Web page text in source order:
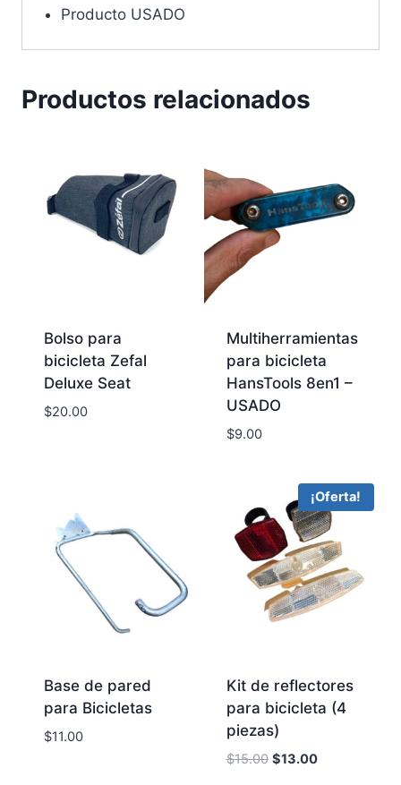
Producto USADO
Productos relacionados
Bolso para
bicicleta Zefal
Deluxe Seat
$20.00
Multiherramientas
para bicicleta
HansTools 8en1 –
USADO
$9.00
Base de pared
para Bicicletas
$11.00
¡Oferta!
Kit de reflectores
para bicicleta (4
piezas)
$15.00 Original
$13.00Current